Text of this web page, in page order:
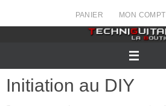
vers
PANIER MON
Initiation au DIY